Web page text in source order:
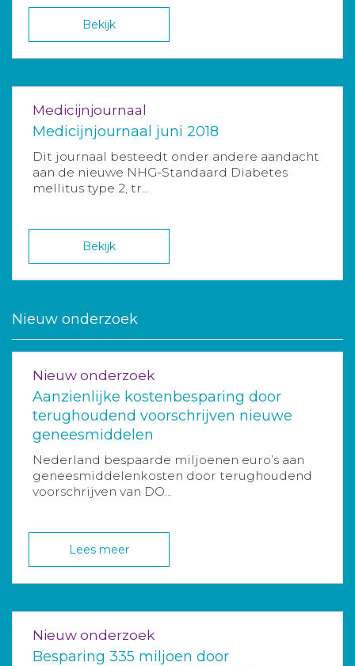
Bekijk
Medicijnjournaal
Medicijnjournaal juni 2018
Dit journaal besteedt onder andere aandacht
aan de nieuwe NHG-Standaard Diabetes
mellitus type 2, tr...
Bekijk
Nieuw onderzoek
Nieuw onderzoek
Aanzienlijke kostenbesparing door
terughoudend voorschrijven nieuwe
geneesmiddelen
Nederland bespaarde miljoenen euro’s aan
geneesmiddelenkosten door terughoudend
voorschrijven van DO...
Lees meer
Nieuw onderzoek
Besparing 335 miljoen door